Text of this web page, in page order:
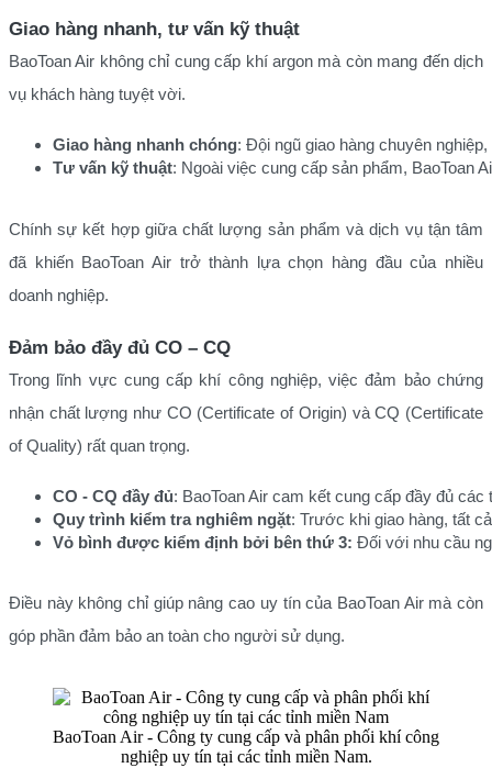
Giao hàng nhanh, tư vấn kỹ thuật
BaoToan Air không chỉ cung cấp khí argon mà còn mang đến dịch
vụ khách hàng tuyệt vời.
Giao hàng nhanh chóng: Đội ngũ giao hàng chuyên
Tư vấn kỹ thuật: Ngoài việc cung cấp sản phẩm, BaoToan
Chính sự kết hợp giữa chất lượng sản phẩm và dịch vụ tận tâm
đã khiến BaoToan Air trở thành lựa chọn hàng đầu của nhiều
doanh nghiệp.
Đảm bảo đầy đủ CO – CQ
Trong lĩnh vực cung cấp khí công nghiệp, việc đảm bảo chứng
nhận chất lượng như CO (Certificate of Origin) và CQ (Certificate
of Quality) rất quan trọng.
CO - CQ đầy đủ: BaoToan Air cam kết cung cấp đầy đủ
Quy trình kiểm tra nghiêm ngặt: Trước khi giao hàng, tất
Vỏ bình được kiểm định bởi bên thứ 3: Đối với nhu cầu
Điều này không chỉ giúp nâng cao uy tín của BaoToan Air mà còn
góp phần đảm bảo an toàn cho người sử dụng.
BaoToan Air - Công ty cung cấp và phân phối khí công
nghiệp uy tín tại các tỉnh miền Nam.